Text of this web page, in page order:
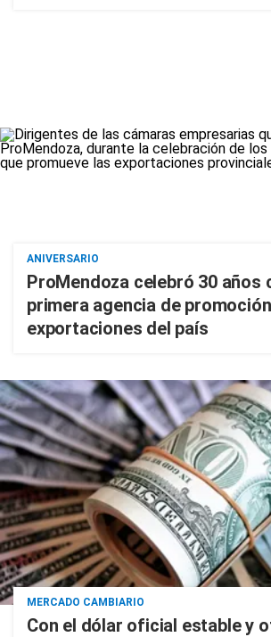
ANIVERSARIO
ProMendoza celebró 30 años
primera agencia de
exportaciones del país
MERCADO CAMBIARIO
Con el dólar oficial estable y